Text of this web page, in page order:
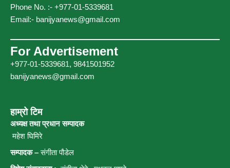
Phone No. :- +977-01-5339681
Email:- banijyanews@gmail.com
For Advertisement
+977-01-5339681, 9841501952
banijyanews@gmail.com
हाम्रो टिम
अध्यक्ष तथा प्रधान सम्पादक
महेश घिमिरे
सम्पादक –संगीता पौडेल